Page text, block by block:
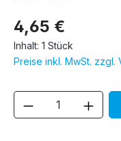
4,65 €
Inhalt: 1 Stück
Preise inkl. MwSt. zzgl.
Produkt